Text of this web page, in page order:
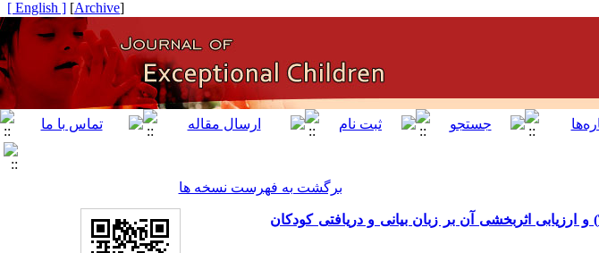
[
Archive
]
[ English ]
برگشت به فهرست نسخه ها
متناسب سازی بازی و فعالیت ها براساس روش پاسخ کاملا فیزیکی(TPR) و ارزیابی اثربخشی آن بر زبان بیانی و دریافتی کودکان